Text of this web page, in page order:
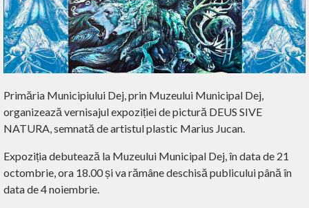
Primăria Municipiului Dej, prin Muzeului Municipal Dej,
organizează vernisajul expoziției de pictură DEUS SIVE
NATURA, semnată de artistul plastic Marius Jucan.
Expoziția debutează la Muzeului Municipal Dej, în data de 21
octombrie, ora 18.00 și va rămâne deschisă publicului până în
data de 4 noiembrie.